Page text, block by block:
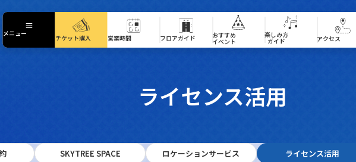
ライセンス活用
メニュー
メニュー
チケット購入 営業時間 フロアガイド おすすめ
イベント
おすすめイベント楽しみ方
ガイド
楽しみ方ガイド
アクセス
SKYTREE SPACE ロケーションサービス ライセンス活用